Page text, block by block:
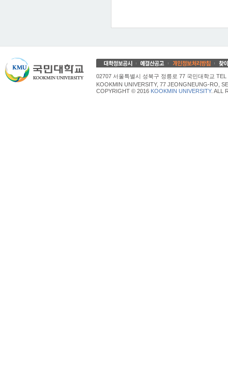
02707 서울특별시 성북구 정릉로 77 국민대학교 TEL
KOOKMIN UNIVERSITY, 77 JEONGNEUNG-RO,
COPYRIGHT © 2016 KOOKMIN UNIVERSITY. ALL